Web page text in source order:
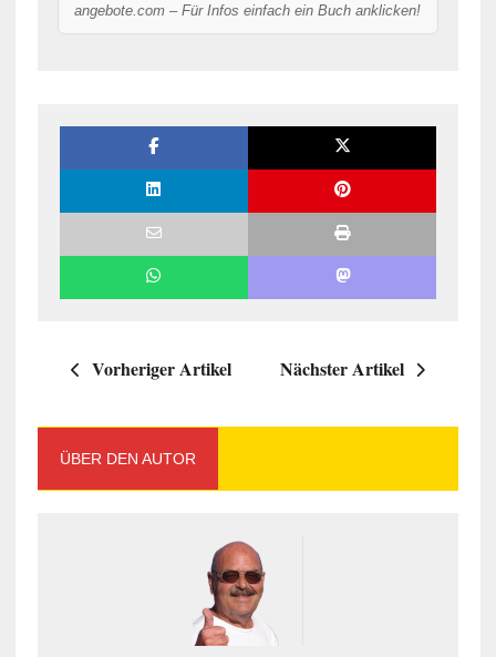
angebote.com – Für Infos einfach ein Buch anklicken!
Vorheriger Artikel Nächster Artikel
ÜBER DEN AUTOR